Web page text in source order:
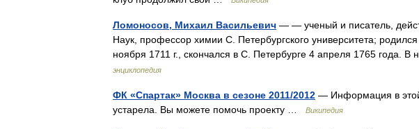
Ломоносов, Михаил Васильевич — — ученый и писатель,
Наук, профессор химии С. Петербургского университета;
ноября 1711 г., скончался в С. Петербурге 4 апреля 1765 года.
энциклопедия
ФК «Спартак» Москва в сезоне 2011/2012 — Информация в этой
устарела. Вы можете помочь проекту …
Википедия